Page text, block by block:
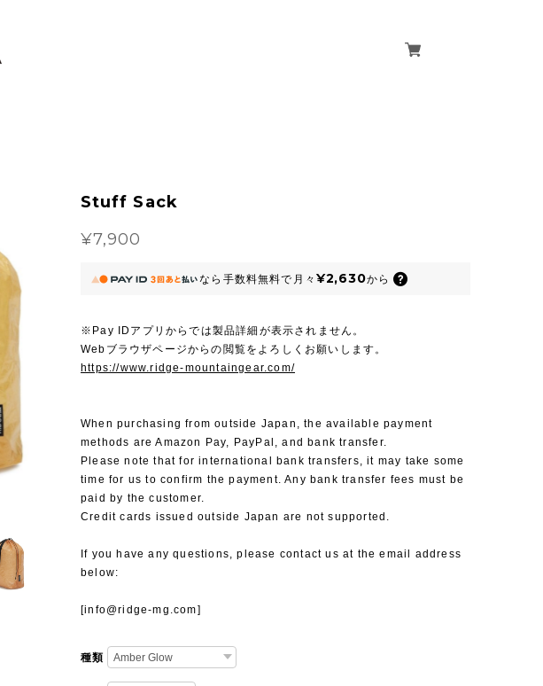
Stuff Sack
¥7,900
なら 手数料無料で 月々 ¥2,630から
※Pay IDアプリからでは製品詳細が表示されません。
Webブラウザページからの閲覧をよろしくお願いします。
https://www.ridge-mountaingear.com/
When purchasing from outside Japan, the available payment
methods are Amazon Pay, PayPal, and bank transfer.
Please note that for international bank transfers, it may take some
time for us to confirm the payment. Any bank transfer fees must be
paid by the customer.
Credit cards issued outside Japan are not supported.
If you have any questions, please contact us at the email address
below:
[info@ridge-mg.com]
種類